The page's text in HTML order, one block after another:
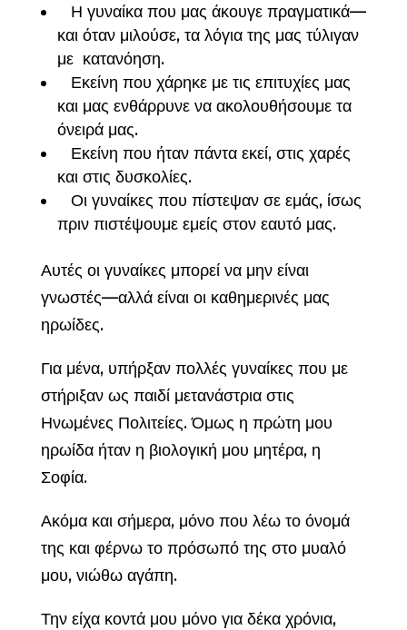
Η γυναίκα που μας άκουγε πραγματικά—
και όταν μιλούσε, τα λόγια της μας τύλιγαν
με κατανόηση.
Εκείνη που χάρηκε με τις επιτυχίες μας
και μας ενθάρρυνε να ακολουθήσουμε τα
όνειρά μας.
Εκείνη που ήταν πάντα εκεί, στις χαρές
και στις δυσκολίες.
Οι γυναίκες που πίστεψαν σε εμάς, ίσως
πριν πιστέψουμε εμείς στον εαυτό μας.
Αυτές οι γυναίκες μπορεί να μην είναι
γνωστές—αλλά είναι οι καθημερινές μας
ηρωίδες.
Για μένα, υπήρξαν πολλές γυναίκες που με
στήριξαν ως παιδί μετανάστρια στις
Ηνωμένες Πολιτείες. Όμως η πρώτη μου
ηρωίδα ήταν η βιολογική μου μητέρα, η
Σοφία.
Ακόμα και σήμερα, μόνο που λέω το όνομά
της και φέρνω το πρόσωπό της στο μυαλό
μου, νιώθω αγάπη.
Την είχα κοντά μου μόνο για δέκα χρόνια,